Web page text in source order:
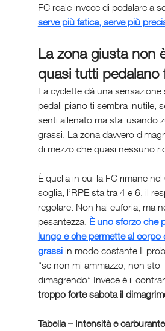
FC reale invece di pedalare a
serve più fatica, serve più
La zona giusta non
quasi tutti pedalano
La cyclette dà una sensazione
pedali piano ti sembra inutile,
senti allenato ma stai usando
grassi. La zona davvero
di mezzo che quasi nessuno
È quella in cui la FC rimane
soglia, l’RPE sta tra 4 e 6, il
regolare. Non hai euforia, ma
pesantezza. È uno sforzo che
lungo e che permette al corpo
grassi in modo costante.Il
“se non mi ammazzo, non sto
dimagrendo”.Invece è il
troppo forte sabota il
Tabella – Intensità e carburante